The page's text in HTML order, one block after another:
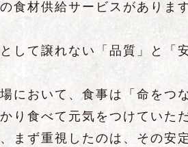
食材供給サービスがありま
して譲れない「品質」と「
において、食事は「命をつ
り食べて元気をつけていた
まず重視したのは、その安